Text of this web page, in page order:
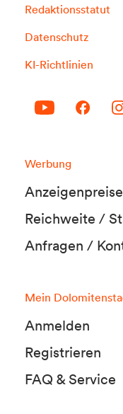
Redaktionsstatut
Datenschutz
KI-Richtlinien
Werbung
Anzeigenpreise
Reichweite /
Anfragen /
Mein
Anmelden
Registrieren
FAQ & Service